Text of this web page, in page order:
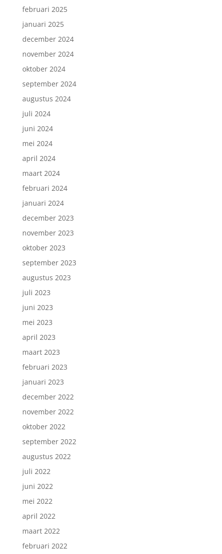
februari 2025
januari 2025
december 2024
november 2024
oktober 2024
september 2024
augustus 2024
juli 2024
juni 2024
mei 2024
april 2024
maart 2024
februari 2024
januari 2024
december 2023
november 2023
oktober 2023
september 2023
augustus 2023
juli 2023
juni 2023
mei 2023
april 2023
maart 2023
februari 2023
januari 2023
december 2022
november 2022
oktober 2022
september 2022
augustus 2022
juli 2022
juni 2022
mei 2022
april 2022
maart 2022
februari 2022